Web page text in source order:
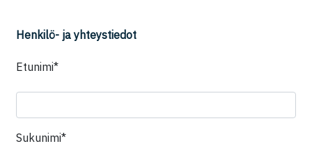
Henkilö- ja yhteystiedot
Etunimi*Kenttä on piilotettu
Sukunimi*Kenttä on piilotettu